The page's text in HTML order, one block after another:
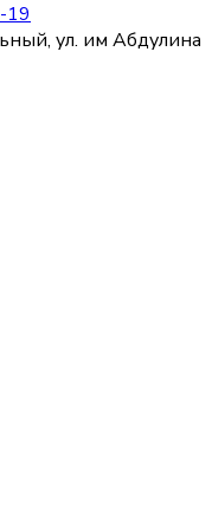
19
ул. им Абдулина